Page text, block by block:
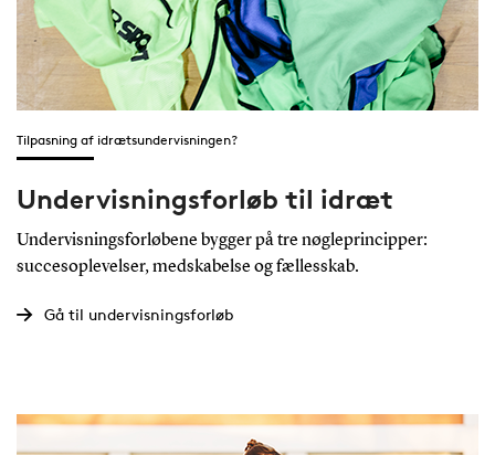
Tilpasning af idrætsundervisningen?
Undervisningsforløb til idræt
Undervisningsforløbene bygger på tre nøgleprincipper:
succesoplevelser, medskabelse og fællesskab.
Gå til undervisningsforløb